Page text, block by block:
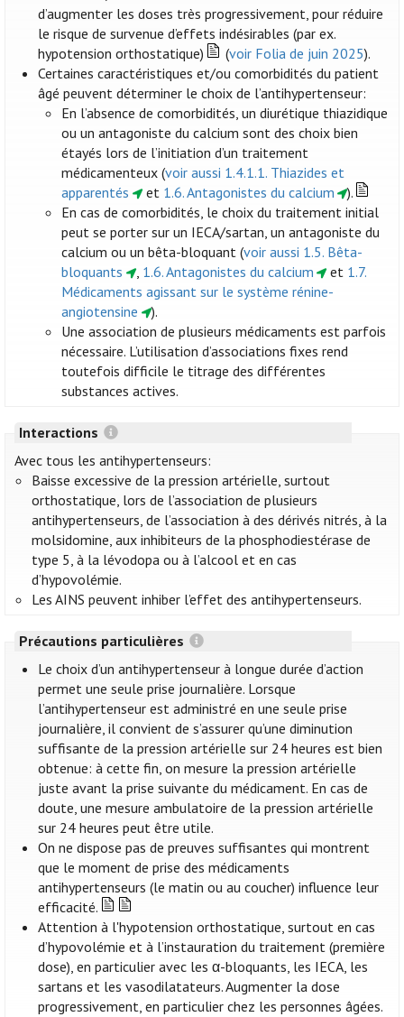
d’augmenter les doses très progressivement, pour réduire
le risque de survenue d’effets indésirables (par ex.
hypotension orthostatique)
(voir Folia de juin 2025).
Certaines caractéristiques et/ou comorbidités du patient
âgé peuvent déterminer le choix de l’antihypertenseur:
En l’absence de comorbidités, un diurétique thiazidique
ou un antagoniste du calcium sont des choix bien
étayés lors de l’initiation d’un traitement
médicamenteux (voir aussi 1.4.1.1. Thiazides et
apparentés
et 1.6. Antagonistes du calcium
).
En cas de comorbidités, le choix du traitement initial
peut se porter sur un IECA/sartan, un antagoniste du
calcium ou un bêta-bloquant (voir aussi 1.5. Bêta-
bloquants
, 1.6. Antagonistes du calcium et 1.7.
Médicaments agissant sur le système rénine-
angiotensine
).
Une association de plusieurs médicaments est parfois
nécessaire. L’utilisation d’associations fixes rend
toutefois difficile le titrage des différentes
substances actives.
Interactions
Avec tous les antihypertenseurs:
Baisse excessive de la pression artérielle, surtout
orthostatique, lors de l’association de plusieurs
antihypertenseurs, de l’association à des dérivés nitrés, à la
molsidomine, aux inhibiteurs de la phosphodiestérase de
type 5, à la lévodopa ou à l’alcool et en cas
d’hypovolémie.
Les AINS peuvent inhiber l’effet des antihypertenseurs.
Précautions particulières
Le choix d’un antihypertenseur à longue durée d’action
permet une seule prise journalière. Lorsque
l’antihypertenseur est administré en une seule prise
journalière, il convient de s’assurer qu’une diminution
suffisante de la pression artérielle sur 24 heures est bien
obtenue: à cette fin, on mesure la pression artérielle
juste avant la prise suivante du médicament. En cas de
doute, une mesure ambulatoire de la pression artérielle
sur 24 heures peut être utile.
On ne dispose pas de preuves suffisantes qui montrent
que le moment de prise des médicaments
antihypertenseurs (le matin ou au coucher) influence leur
efficacité.
Attention à l'hypotension orthostatique, surtout en cas
d’hypovolémie et à l’instauration du traitement (première
dose), en particulier avec les α-bloquants, les IECA, les
sartans et les vasodilatateurs. Augmenter la dose
progressivement, en particulier chez les personnes âgées.